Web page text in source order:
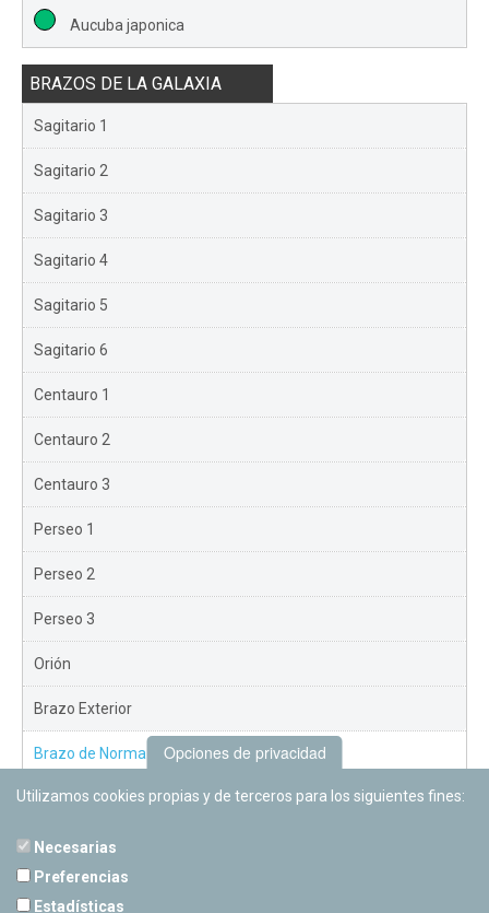
Aucuba japonica
BRAZOS DE LA GALAXIA
Sagitario 1
Sagitario 2
Sagitario 3
Sagitario 4
Sagitario 5
Sagitario 6
Centauro 1
Centauro 2
Centauro 3
Perseo 1
Perseo 2
Perseo 3
Orión
Brazo Exterior
Brazo de Norma
Nuevo Exterior
Opciones de privacidad
Utilizamos cookies propias y de terceros para los siguientes fines:
Necesarias
Preferencias
Estadísticas